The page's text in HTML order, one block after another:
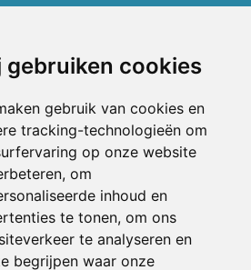
gebruiken cookies
gebruik van cookies en
tracking-technologieën om
op onze website
om
inhoud en
te tonen, om ons
te analyseren en
begrijpen waar onze
NVA